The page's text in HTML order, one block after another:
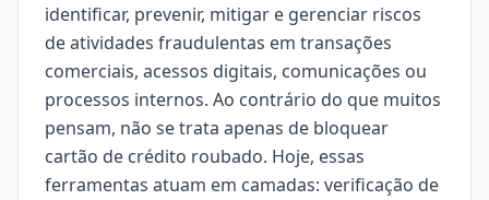
identificar, prevenir, mitigar e gerenciar riscos
de atividades fraudulentas em transações
comerciais, acessos digitais, comunicações ou
processos internos. Ao contrário do que muitos
pensam, não se trata apenas de bloquear
cartão de crédito roubado. Hoje, essas
ferramentas atuam em camadas: verificação de